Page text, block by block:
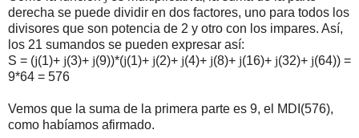
derecha se puede dividir en dos factores, uno para todos los
divisores que son potencia de 2 y otro con los impares. Así,
los 21 sumandos se pueden expresar así:
S = (j(1)+ j(3)+ j(9))*(j(1)+ j(2)+ j(4)+ j(8)+ j(16)+ j(32)+ j(64)) =
9*64 = 576
Vemos que la suma de la primera parte es 9, el MDI(576),
como habíamos afirmado.